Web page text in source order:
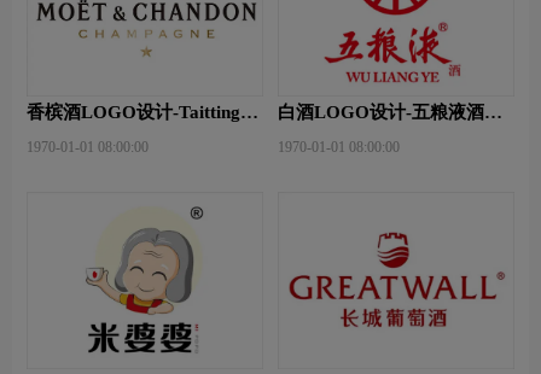
香槟酒LOGO设计-Taittinger
1970-01-01 08:00:00
白酒LOGO设计-五粮液酒品
1970-01-01 08:00:00